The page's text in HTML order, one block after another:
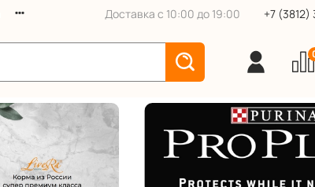
Доставка с 10:00 до 19:00 +7